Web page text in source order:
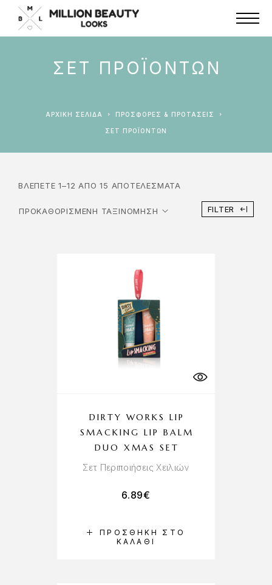
ΣΕΤ ΠΡΟΪΌΝΤΩΝ
ΑΡΧΙΚΉ ΣΕΛΊΔΑ ΠΡΟΣΦΟΡΕΣ & ΠΡΟΤΑΣΕΙΣ
ΣΕΤ ΠΡΟΪΌΝΤΩΝ
ΒΛΈΠΕΤΕ 1–12 ΑΠΌ 15 ΑΠΟΤΕΛΈΣΜΑΤΑ
FILTER
ΠΡΟΣΘΉΚΗ ΣΤΟ
ΚΑΛΆΘΙ
DIRTY WORKS LIP
SMACKING LIP BALM
DUO XMAS SET
Σετ Περιποιήσεις Χειλιών
6.89€